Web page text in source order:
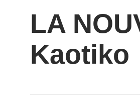
LA
Kaotiko